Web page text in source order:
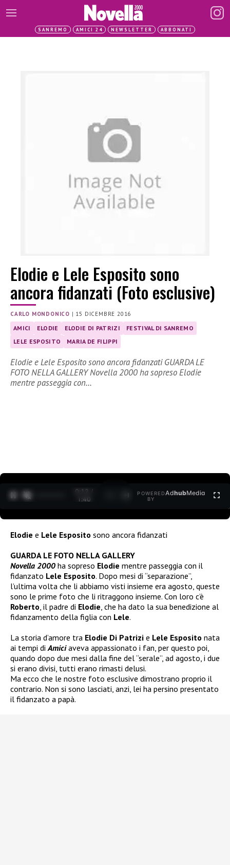
SANREMO AMICI 24 NEWSLETTER ABBONATI
Elodie e Lele Esposito sono
ancora fidanzati (Foto esclusive)
CARLO MONDONICO | 15 DICEMBRE 2016
AMICI ELODIE ELODIE DI PATRIZI
FESTIVAL DI SANREMO
LELE ESPOSITO
MARIA DE FILIPPI
Elodie e Lele Esposito sono ancora fidanzati GUARDA LE
FOTO NELLA GALLERY Novella 2000 ha sopreso Elodie
mentre passeggia con…
0:13 /
1:40
POWERED
BY
AdhubMedia
Elodie e Lele Esposito sono ancora fidanzati
GUARDA LE FOTO NELLA GALLERY
Novella 2000 ha sopreso Elodie mentre passeggia con il
fidanzato Lele Esposito. Dopo mesi di “separazione”,
l’ultima volta che li abbiamo visti insieme era agosto, queste
sono le prime foto che li ritraggono insieme. Con loro c’è
Roberto, il padre di Elodie, che ha dato la sua benedizione al
fidanzamento della figlia con Lele.
La storia d’amore tra Elodie Di Patrizi e Lele Esposito nata
ai tempi diAmiciaveva appassionato i fan, per questo poi,
quando dopo due mesi dalla fine del “serale”, ad agosto, i due
si erano divisi, tutti erano rimasti delusi.
Ma ecco che le nostre foto esclusive dimostrano proprio il
contrario. Non si sono lasciati, anzi, lei ha persino presentato
il fidanzato a papà.